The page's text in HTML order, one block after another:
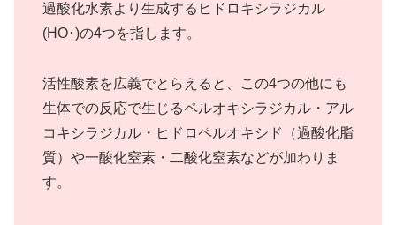
過酸化水素より生成するヒドロキシラジカル
(HO･)の4つを指します。
活性酸素を広義でとらえると、この4つの他にも
生体での反応で生じるペルオキシラジカル・アル
コキシラジカル・ヒドロペルオキシド（過酸化脂
質）や一酸化窒素・二酸化窒素などが加わりま
す。